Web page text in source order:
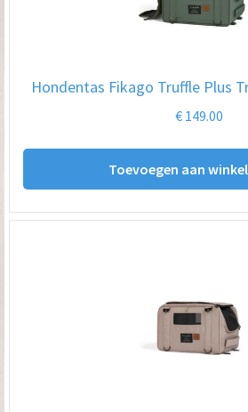
Hondentas Fikago Truffle Plus
€ 149.00
Toevoegen aan